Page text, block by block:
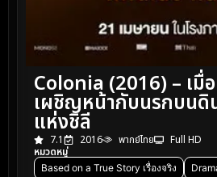
Colonia (2016) – เมื่
เผชิญหน้ากับนรกบนดิ
แห่งชิลี
7.1 2016 พากย์ไทย
Full HD
หมวดหมู่
Based on a True Story เรื่องจริง